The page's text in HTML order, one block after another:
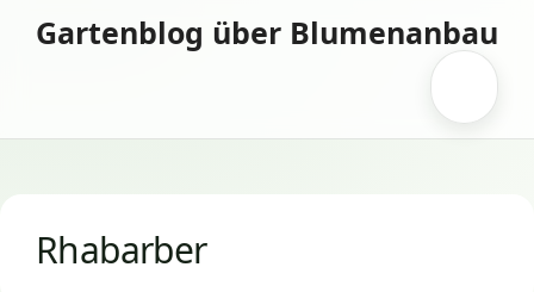
InhaltGartenblog über Blumenanbau
Rhabarber